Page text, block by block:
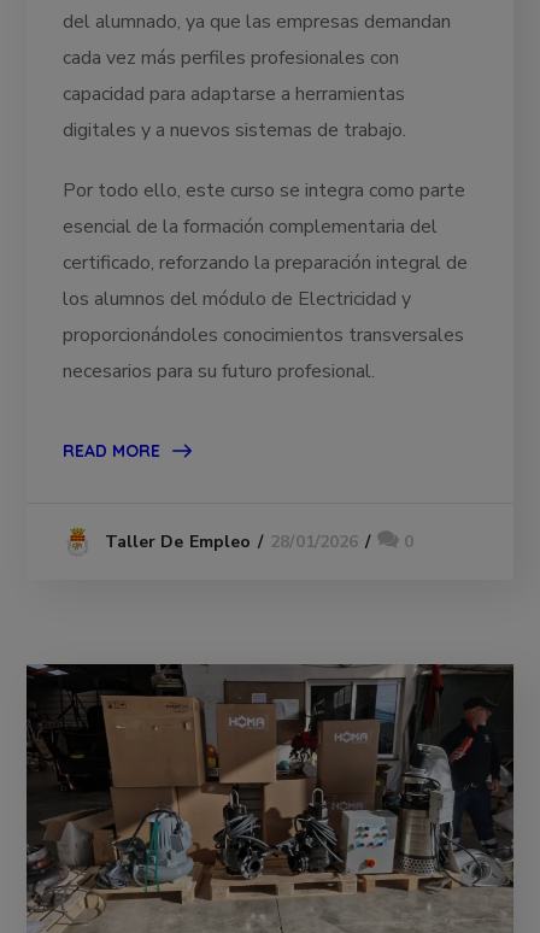
del alumnado, ya que las empresas demandan
cada vez más perfiles profesionales con
capacidad para adaptarse a herramientas
digitales y a nuevos sistemas de trabajo.
Por todo ello, este curso se integra como parte
esencial de la formación complementaria del
certificado, reforzando la preparación integral de
los alumnos del módulo de Electricidad y
proporcionándoles conocimientos transversales
necesarios para su futuro profesional.
READ MORE
Taller De Empleo 28/01/2026 0